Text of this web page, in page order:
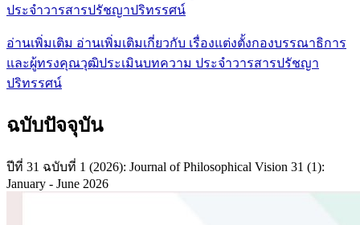
ประจำวารสารปรัชญาปริทรรศน์
อ่านเพิ่มเติม อ่านเพิ่มเติมเกี่ยวกับ เรื่องแต่งตั้งกองบรรณาธิการ
และผู้ทรงคุณวุฒิประเมินบทความ ประจำวารสารปรัชญา
ปริทรรศน์
ฉบับปัจจุบัน
ปีที่ 31 ฉบับที่ 1 (2026): Journal of Philosophical Vision 31 (1):
January - June 2026